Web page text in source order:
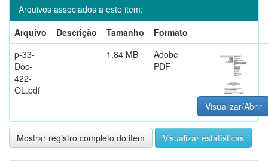
Arquivos associados a este item:
Arquivo
Descrição Tamanho
Formato
p-33-
Doc-
422-
OL.pdf
1,84 MB
Adobe
PDF
Visualizar/Abrir
Mostrar registro completo do item Visualizar estatísticas